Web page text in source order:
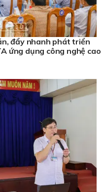
đẩy nhanh phát triển
ứng dụng công nghệ cao